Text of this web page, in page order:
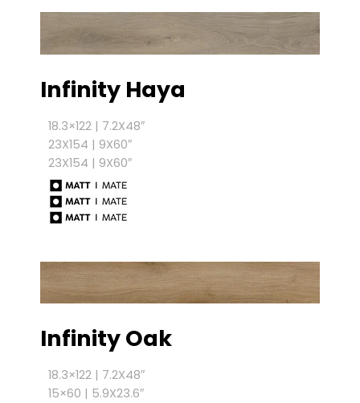
Infinity Haya
18.3×122 | 7.2X48″
23X154 | 9X60″
23X154 | 9X60″
Infinity Oak
18.3×122 | 7.2X48″
15×60 | 5.9X23.6″